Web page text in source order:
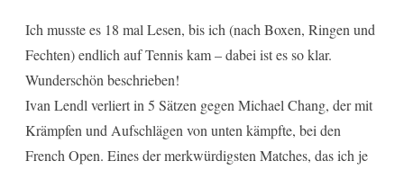
Ich musste es 18 mal Lesen, bis ich (nach Boxen, Ringen und
Fechten) endlich auf Tennis kam – dabei ist es so klar.
Wunderschön beschrieben!
Ivan Lendl verliert in 5 Sätzen gegen Michael Chang, der mit
Krämpfen und Aufschlägen von unten kämpfte, bei den
French Open. Eines der merkwürdigsten Matches, das ich je